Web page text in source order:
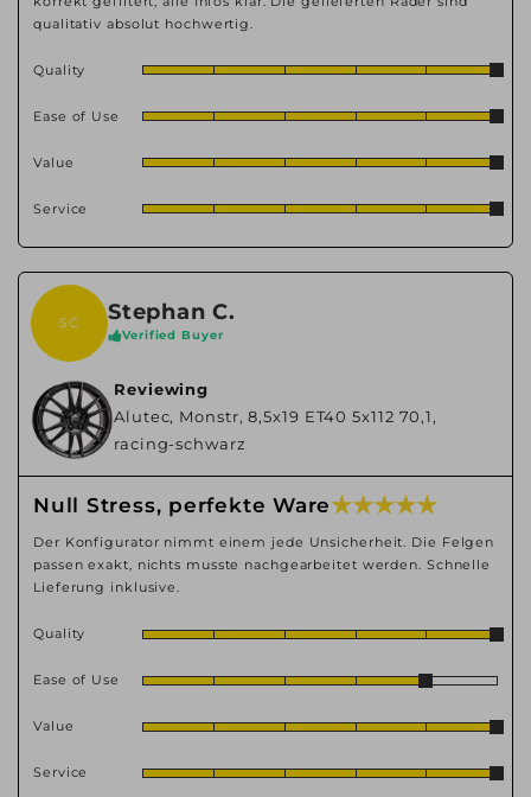
qualitativ absolut hochwertig.
Quality
Ease of Use
Value
Service
SC Stephan C.
Verified Buyer
Reviewing
Alutec, Monstr, 8,5x19 ET40 5x112 70,1,
racing-schwarz
Null Stress, perfekte Ware★ ★ ★ ★ ★
Der Konfigurator nimmt einem jede Unsicherheit. Die Felgen
passen exakt, nichts musste nachgearbeitet werden. Schnelle
Lieferung inklusive.
Quality
Ease of Use
Value
Service